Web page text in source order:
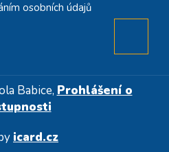
osobních údajů
Babice, Prohlášení o
icard.cz